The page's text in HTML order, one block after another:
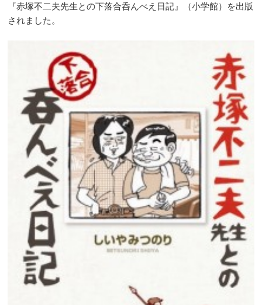
『赤塚不二夫先生との下落合呑んべえ日記』（小学館）を出版
されました。